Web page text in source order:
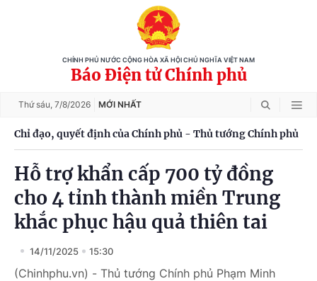
CHÍNH PHỦ NƯỚC CỘNG HÒA XÃ HỘI CHỦ NGHĨA VIỆT NAM
Báo Điện tử Chính phủ
Thứ sáu, 7/8/2026 MỚI NHẤT
Chỉ đạo, quyết định của Chính phủ - Thủ tướng Chính phủ
Hỗ trợ khẩn cấp 700 tỷ đồng
cho 4 tỉnh thành miền Trung
khắc phục hậu quả thiên tai
14/11/2025 15:30
(Chinhphu.vn) - Thủ tướng Chính phủ Phạm Minh